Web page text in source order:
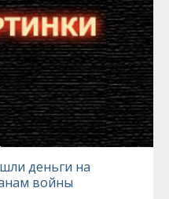
деньги на
войны